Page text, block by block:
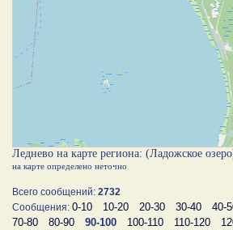
Леднево на карте региона: (Ладожское
на карте определено неточно
Всего сообщений: 2732
Сообщения: 0-10 10-20 20-30 30-40 40-
70-80
80-90 90-100 100-110 110-120